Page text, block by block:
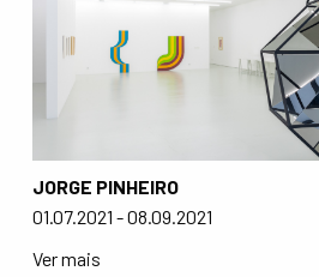
JORGE PINHEIRO
01.07.2021 - 08.09.2021
Ver mais